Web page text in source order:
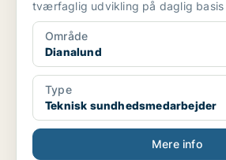
tværfaglig udvikling på daglig basis
Område
Dianalund
Type
Teknisk sundhedsmedarbejder
Mere info